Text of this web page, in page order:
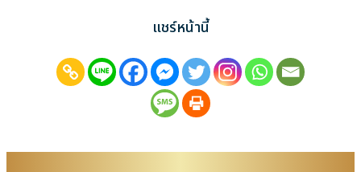
แชร์หน้านี้